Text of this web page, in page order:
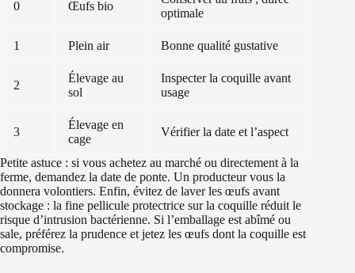
0 Œufs bio
optimale
1 Plein air Bonne qualité gustative
2
Élevage au
sol
Inspecter la coquille avant
usage
3
Élevage en
cage
Vérifier la date et l’aspect
Petite astuce : si vous achetez au marché ou directement à la
ferme, demandez la date de ponte. Un producteur vous la
donnera volontiers. Enfin, évitez de laver les œufs avant
stockage : la fine pellicule protectrice sur la coquille réduit le
risque d’intrusion bactérienne. Si l’emballage est abîmé ou
sale, préférez la prudence et jetez les œufs dont la coquille est
compromise.